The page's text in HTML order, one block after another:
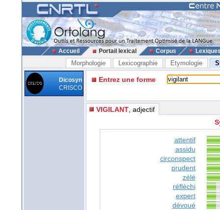
Accueil Portail lexical Corpus
Morphologie Lexicographie Etymologie
Dicosyn
CRISCO
Entrez une forme
VIGILANT , adjectif
attentif
assidu
circonspect
prudent
zélé
réfléchi
expert
dévoué